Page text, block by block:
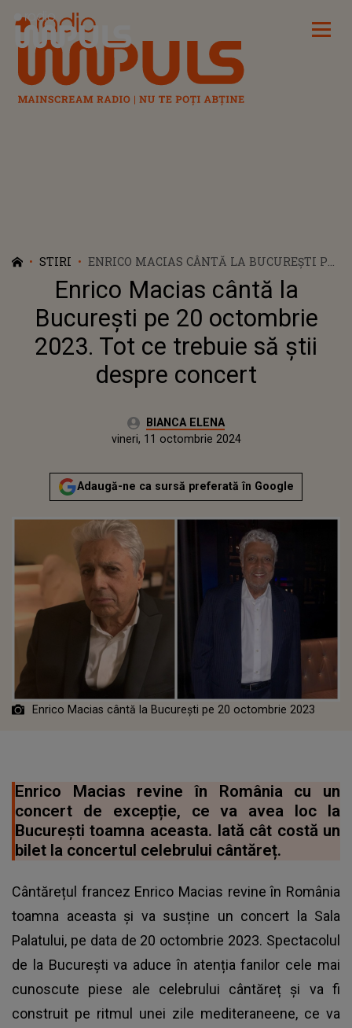
Radio Impuls
STIRI
ENRICO MACIAS CÂNTĂ LA BUCUREȘTI PE
20 OCTOMBRIE 2023. TOT CE TREBUIE SĂ
ȘTII DESPRE CONCERT
Enrico Macias cântă la
București pe 20 octombrie
2023. Tot ce trebuie să știi
despre concert
Autor:BIANCA ELENA
miercuri, 11 octombrie 2023
Actualizat:
vineri, 11 octombrie 2024
Adaugă-ne ca sursă preferată în Google
Enrico Macias cântă la București pe 20 octombrie 2023
Enrico Macias revine în România cu un
concert de excepție, ce va avea loc la
București toamna aceasta. Iată cât costă un
bilet la concertul celebrului cântăreț.
Cântărețul francez Enrico Macias revine în România
toamna aceasta și va susține un concert la Sala
Palatului, pe data de 20 octombrie 2023. Spectacolul
de la București va aduce în atenția fanilor cele mai
cunoscute piese ale celebrului cântăreț și va fi
construit pe ritmul unei zile mediteraneene, ce va